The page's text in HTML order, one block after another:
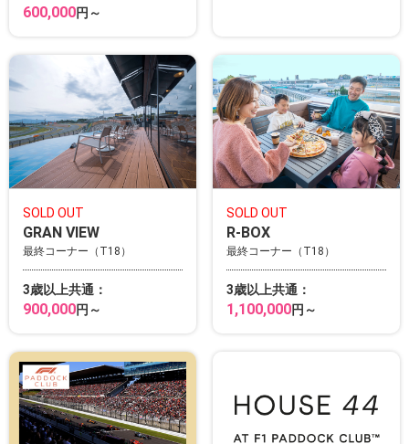
600,000円～
SOLD OUT
GRAN VIEW
最終コーナー（T18）
3歳以上共通：
900,000円～
SOLD OUT
R-BOX
最終コーナー（T18）
3歳以上共通：
1,100,000円～